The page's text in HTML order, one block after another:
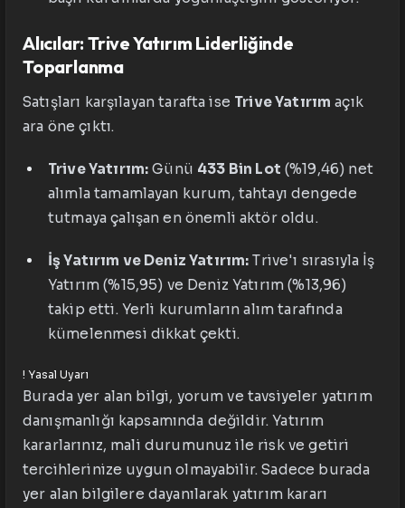
Alıcılar: Trive Yatırım Liderliğinde
Toparlanma
Satışları karşılayan tarafta ise Trive Yatırım açık
ara öne çıktı.
Trive Yatırım: Günü 433 Bin Lot (%19,46) net
alımla tamamlayan kurum, tahtayı dengede
tutmaya çalışan en önemli aktör oldu.
İş Yatırım ve Deniz Yatırım: Trive'ı sırasıyla İş
Yatırım (%15,95) ve Deniz Yatırım (%13,96)
takip etti. Yerli kurumların alım tarafında
kümelenmesi dikkat çekti.
! Yasal Uyarı
Burada yer alan bilgi, yorum ve tavsiyeler yatırım
danışmanlığı kapsamında değildir. Yatırım
kararlarınız, mali durumunuz ile risk ve getiri
tercihlerinize uygun olmayabilir. Sadece burada
yer alan bilgilere dayanılarak yatırım kararı